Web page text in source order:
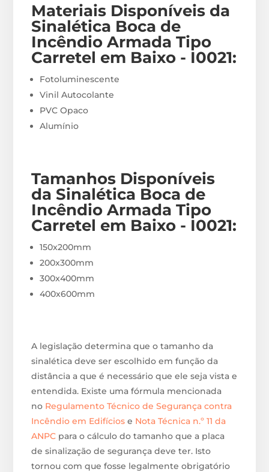
Materiais Disponíveis da
Sinalética Boca de
Incêndio Armada Tipo
Carretel em Baixo - I0021:
Fotoluminescente
Vinil Autocolante
PVC Opaco
Alumínio
Tamanhos Disponíveis
da Sinalética Boca de
Incêndio Armada Tipo
Carretel em Baixo - I0021:
150x200mm
200x300mm
300x400mm
400x600mm
A legislação determina que o tamanho da
sinalética deve ser escolhido em função da
distância a que é necessário que ele seja vista e
entendida. Existe uma fórmula mencionada
no Regulamento Técnico de Segurança contra
Incêndio em Edifícios e Nota Técnica n.º 11 da
ANPC para o cálculo do tamanho que a placa
de sinalização de segurança deve ter. Isto
tornou com que fosse legalmente obrigatório